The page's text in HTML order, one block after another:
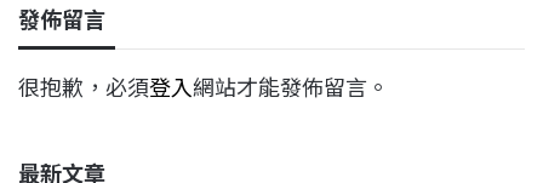
發佈留言
很抱歉，必須登入網站才能發佈留言。
最新文章